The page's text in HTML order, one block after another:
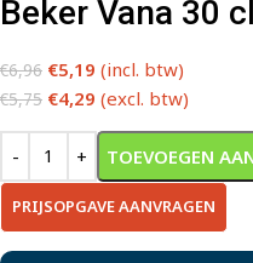
Beker Vana 30
€6,96 €5,19 (incl. btw)
€5,75 €4,29 (excl. btw)
TOEVOEGEN
PRIJSOPGAVE AANVRAGEN